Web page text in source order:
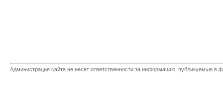
Администрация сайта не несет ответственности за информацию, публикуемую